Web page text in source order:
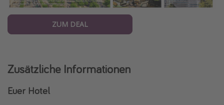
ZUM DEAL
Zusätzliche Informationen
Euer Hotel